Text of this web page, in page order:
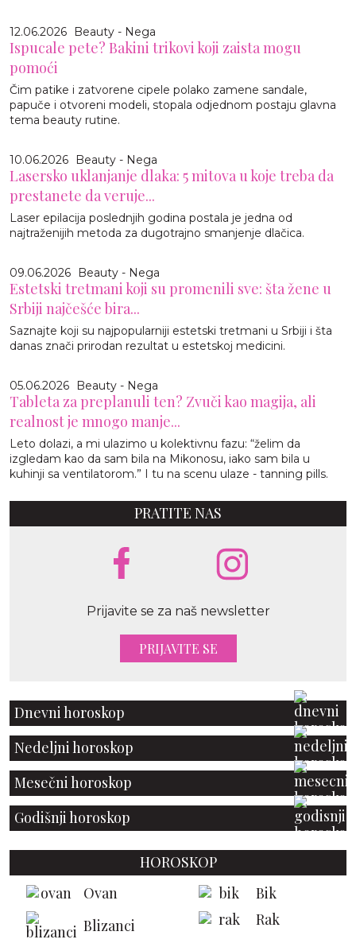
12.06.2026 Beauty - Nega
Ispucale pete? Bakini trikovi koji zaista mogu
pomoći
Čim patike i zatvorene cipele polako zamene sandale,
papuče i otvoreni modeli, stopala odjednom postaju glavna
tema beauty rutine.
10.06.2026 Beauty - Nega
Lasersko uklanjanje dlaka: 5 mitova u koje treba da
prestanete da veruje...
Laser epilacija poslednjih godina postala je jedna od
najtraženijih metoda za dugotrajno smanjenje dlačica.
09.06.2026 Beauty - Nega
Estetski tretmani koji su promenili sve: šta žene u
Srbiji najčešće bira...
Saznajte koji su najpopularniji estetski tretmani u Srbiji i šta
danas znači prirodan rezultat u estetskoj medicini.
05.06.2026 Beauty - Nega
Tableta za preplanuli ten? Zvuči kao magija, ali
realnost je mnogo manje...
Leto dolazi, a mi ulazimo u kolektivnu fazu: “želim da
izgledam kao da sam bila na Mikonosu, iako sam bila u
kuhinji sa ventilatorom.” I tu na scenu ulaze - tanning pills.
PRATITE NAS
Prijavite se za naš newsletter
PRIJAVITE SE
Dnevni horoskop
Nedeljni horoskop
Mesečni horoskop
Godišnji horoskop
HOROSKOP
Ovan
Bik
Blizanci
Rak